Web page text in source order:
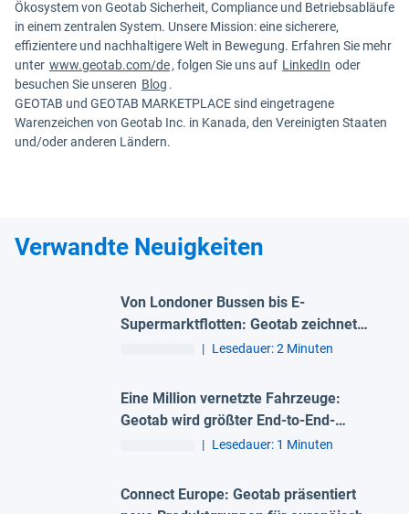
Ökosystem von Geotab Sicherheit, Compliance und Betriebsabläufe
in einem zentralen System. Unsere Mission: eine sicherere,
effizientere und nachhaltigere Welt in Bewegung. Erfahren Sie mehr
unter www.geotab.com/de, folgen Sie uns auf LinkedIn oder
besuchen Sie unseren Blog .
GEOTAB und GEOTAB MARKETPLACE sind eingetragene
Warenzeichen von Geotab Inc. in Kanada, den Vereinigten Staaten
und/oder anderen Ländern.
Verwandte Neuigkeiten
Von Londoner Bussen bis E-
Supermarktflotten: Geotab zeichnet
fünf europäische Flotten aus
| Lesedauer: 2 Minuten
Eine Million vernetzte Fahrzeuge:
Geotab wird größter End-to-End-
Telematikanbieter in EMEA
| Lesedauer: 1 Minuten
Connect Europe: Geotab präsentiert